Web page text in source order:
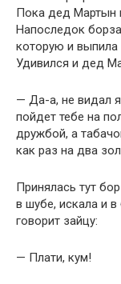
Пока дед Мартын
Напоследок
которую и выпила
Удивился и дед
— Да-а, не видал я
пойдет тебе на
дружбой, а
как раз на два
Принялась тут
в шубе, искала и
говорит зайцу:
— Плати, кум!